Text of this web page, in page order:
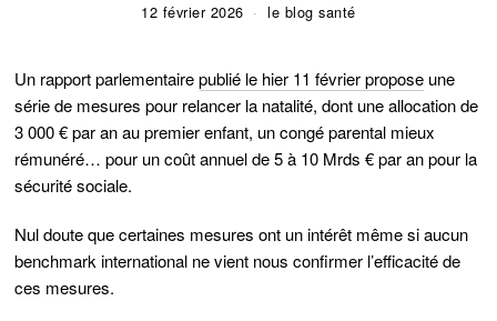
12 février 2026 le blog santé
Un rapport parlementairepublié le hier 11 février propose une
série de mesures pour relancer la natalité, dont une allocation de
3 000 € par an au premier enfant, un congé parental mieux
rémunéré… pour un coût annuel de 5 à 10 Mrds € par an pour la
sécurité sociale.
Nul doute que certaines mesures ont un intérêt même si aucun
benchmark international ne vient nous confirmer l’efficacité de
ces mesures.